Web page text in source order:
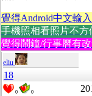
覺得Android中文輸
手機照相看照片不方
覺得鬧鐘/行事曆有
eliu
18
0 0